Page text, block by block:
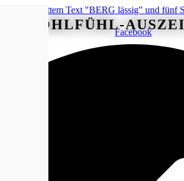
Facebook
WOHLFÜHL-